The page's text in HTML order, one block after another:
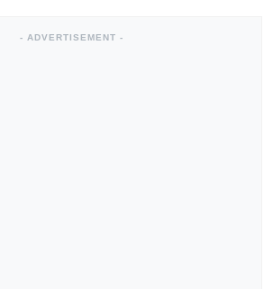
- ADVERTISEMENT -